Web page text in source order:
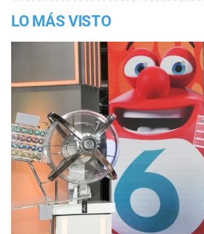
LO MÁS VISTO